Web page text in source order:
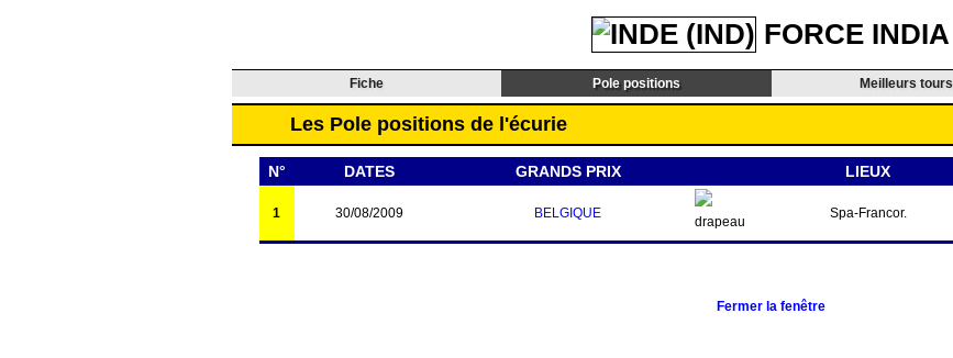
FORCE INDIA
Fiche Pole positions Meilleurs tours
Les Pole positions de l'écurie
N° DATES GRANDS PRIX LIEUX
1 30/08/2009 BELGIQUE Spa-Francor.
Fermer la fenêtre